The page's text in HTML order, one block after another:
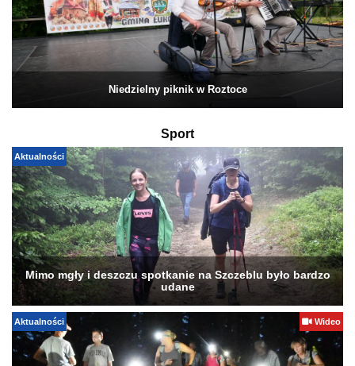
Niedzielny piknik w Roztoce
Sport
Aktualności
Mimo mgły i deszczu spotkanie na Szczeblu było bardzo
udane
Aktualności Wideo